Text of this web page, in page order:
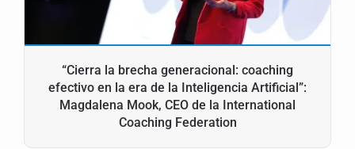
“Cierra la brecha generacional: coaching
efectivo en la era de la Inteligencia Artificial”:
Magdalena Mook, CEO de la International
Coaching Federation